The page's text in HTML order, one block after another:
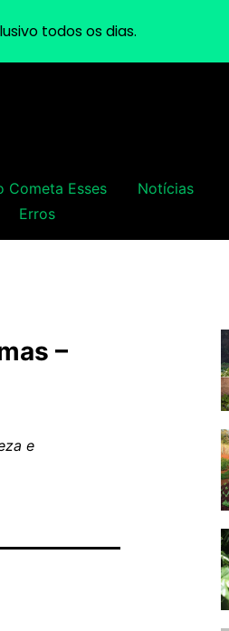
Cometa Esses
Erros
Notícias
–
e
todos os dias.